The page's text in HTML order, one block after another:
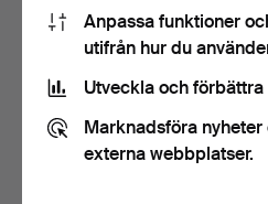
HÖRNSOFFA, modell
Playboy Zebra, Dux,
Anpassa funktioner
utifrån hur du
Utveckla och
Marknadsföra
externa webbplatser.